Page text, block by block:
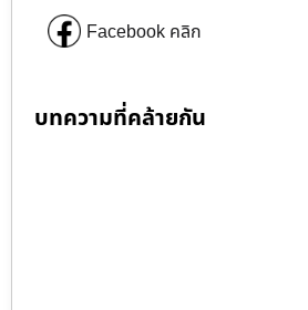
Facebook คลิก
บทความที่คล้ายกัน